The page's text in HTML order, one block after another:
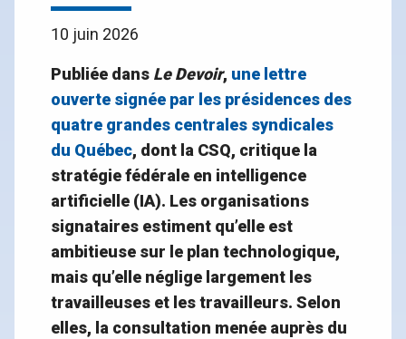
10 juin 2026
Publiée dans Le Devoir, une lettre
ouverte signée par les présidences des
quatre grandes centrales syndicales
du Québec, dont la CSQ, critique la
stratégie fédérale en intelligence
artificielle (IA). Les organisations
signataires estiment qu’elle est
ambitieuse sur le plan technologique,
mais qu’elle néglige largement les
travailleuses et les travailleurs. Selon
elles, la consultation menée auprès du